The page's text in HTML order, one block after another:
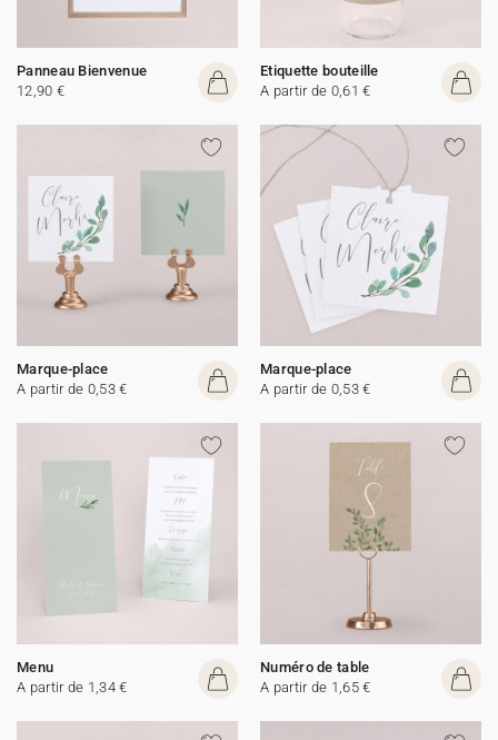
Panneau Bienvenue
12,90 €
Etiquette bouteille
A partir de 0,61 €
Marque-place
A partir de 0,53 €
Marque-place
A partir de 0,53 €
Menu
A partir de 1,34 €
Numéro de table
A partir de 1,65 €